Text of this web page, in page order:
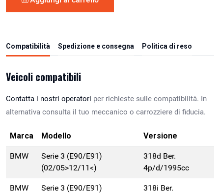
Compatibilità Spedizione e consegna Politica di reso
Veicoli compatibili
Contatta i nostri operatori per richieste sulle compatibilità. In
alternativa consulta il tuo meccanico o carrozziere di fiducia.
Marca Modello Versione
BMW
Serie 3 (E90/E91)
(02/05>12/11<)
318d Ber.
4p/d/1995cc
BMW
Serie 3 (E90/E91)
318i Ber.